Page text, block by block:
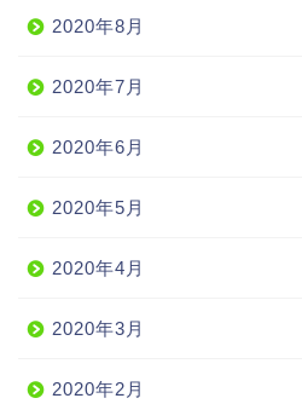
2020年8月
2020年7月
2020年6月
2020年5月
2020年4月
2020年3月
2020年2月